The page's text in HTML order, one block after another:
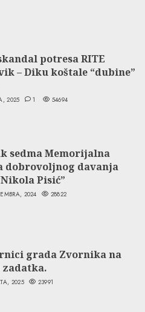
potresa RITE
– Diku koštale “dubine”
2025 1 54694
sedma Memorijalna
dobrovoljnog davanja
Pisić”
2024 28822
grada Zvornika na
2025 23991